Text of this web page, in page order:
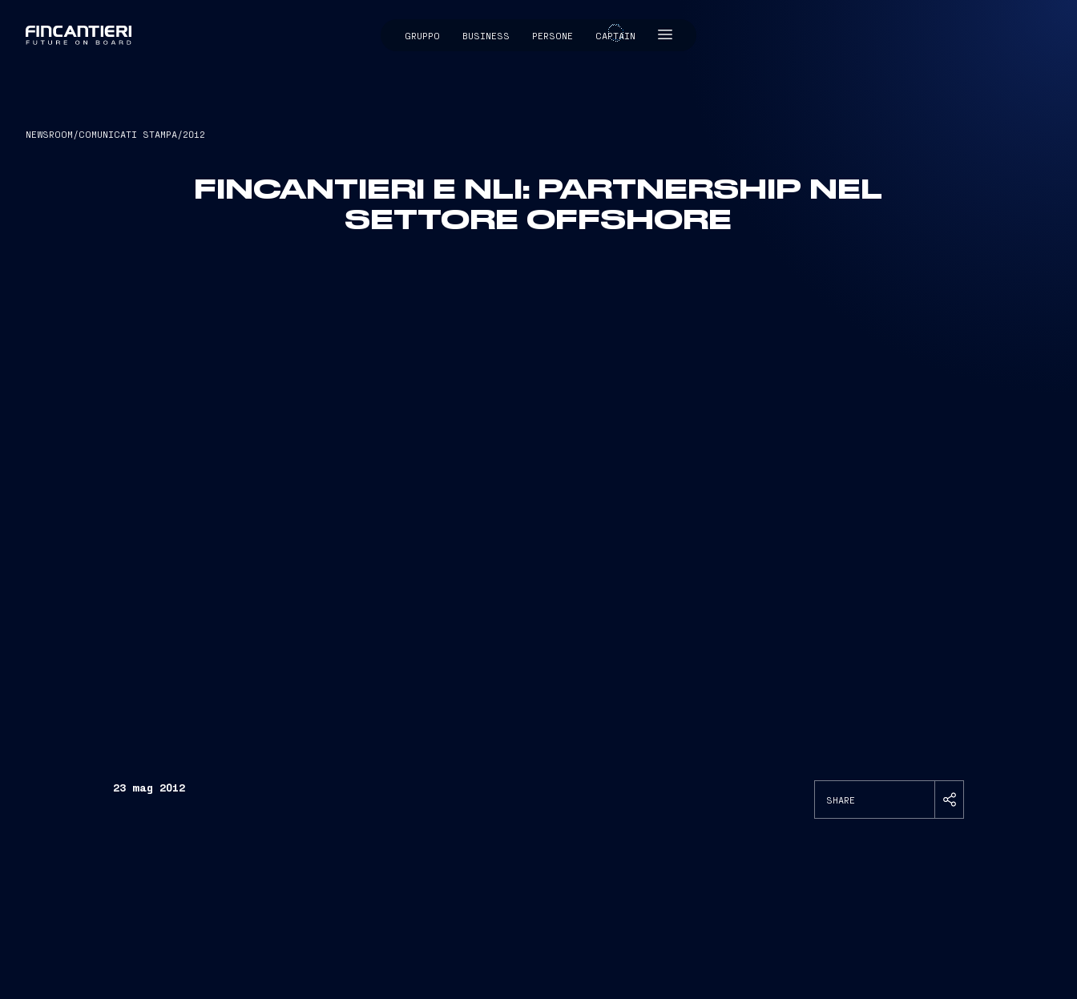
GRUPPO BUSINESS PERSONE CAPTAIN
CAPTAIN
NEWSROOM /COMUNICATI STAMPA/2012
FINCANTIERI E NLI: PARTNERSHIP NEL
SETTORE OFFSHORE
23 mag 2012
SHARE